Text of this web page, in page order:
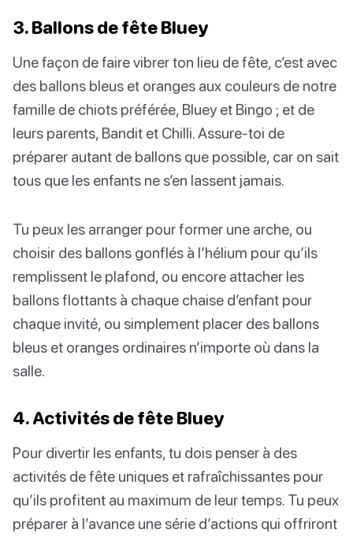
3. Ballons de fête Bluey
Une façon de faire vibrer ton lieu de fête, c’est avec
des ballons bleus et oranges aux couleurs de notre
famille de chiots préférée, Bluey et Bingo ; et de
leurs parents, Bandit et Chilli. Assure-toi de
préparer autant de ballons que possible, car on sait
tous que les enfants ne s’en lassent jamais.
Tu peux les arranger pour former une arche, ou
choisir des ballons gonflés à l’hélium pour qu’ils
remplissent le plafond, ou encore attacher les
ballons flottants à chaque chaise d’enfant pour
chaque invité, ou simplement placer des ballons
bleus et oranges ordinaires n’importe où dans la
salle.
4. Activités de fête Bluey
Pour divertir les enfants, tu dois penser à des
activités de fête uniques et rafraîchissantes pour
qu’ils profitent au maximum de leur temps. Tu peux
préparer à l’avance une série d’actions qui offriront